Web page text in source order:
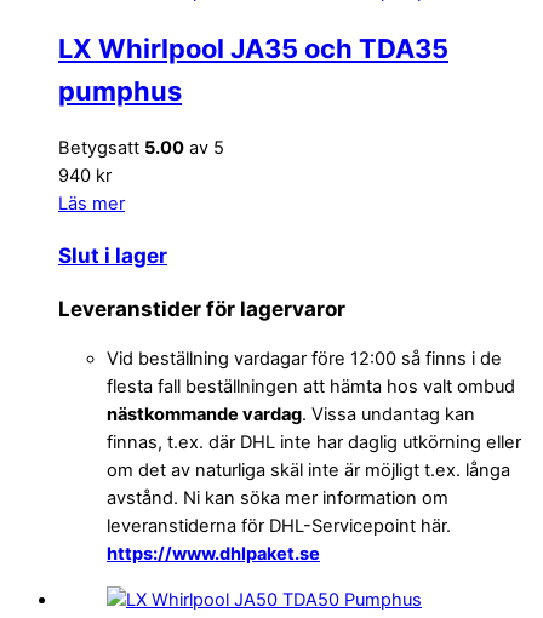
LX Whirlpool JA35 och TDA35
pumphus
Betygsatt 5.00 av 5
940 kr
Läs mer
Slut i lager
Leveranstider för lagervaror
Vid beställning vardagar före 12:00 så finns i de
flesta fall beställningen att hämta hos valt ombud
nästkommande vardag. Vissa undantag kan
finnas, t.ex. där DHL inte har daglig utkörning eller
om det av naturliga skäl inte är möjligt t.ex. långa
avstånd. Ni kan söka mer information om
leveranstiderna för DHL-Servicepoint här.
https://www.dhlpaket.se